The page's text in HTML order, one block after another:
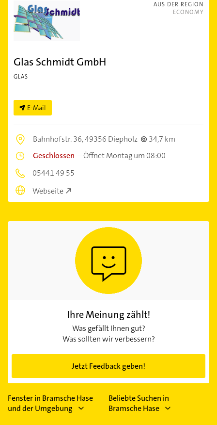
AUS DER REGION
ECONOMY
Glas Schmidt GmbH
GLAS
E-Mail
Bahnhofstr. 36,49356 Diepholz
34,7 km
Geschlossen –Öffnet Montag um 08:00
05441 49 55
Webseite
Ihre Meinung zählt!
Was gefällt Ihnen gut?
Was sollten wir verbessern?
Jetzt Feedback geben!
Fenster in Bramsche Hase
und der Umgebung
Beliebte Suchen in
Bramsche Hase